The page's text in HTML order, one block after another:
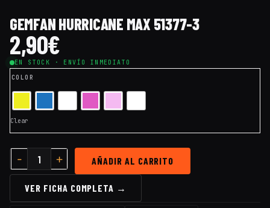
GEMFAN HURRICANE MAX 51377-3
2,90€
EN STOCK · ENVÍO INMEDIATO
COLOR
Clear
AÑADIR AL CARRITO
VER FICHA COMPLETA →